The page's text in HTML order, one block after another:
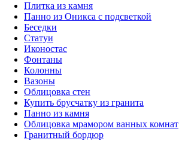
Плитка из камня
Панно из Оникса с подсветкой
Беседки
Статуи
Иконостас
Фонтаны
Колонны
Вазоны
Облицовка стен
Купить брусчатку из гранита
Панно из камня
Облицовка мрамором ванных комнат
Гранитный бордюр